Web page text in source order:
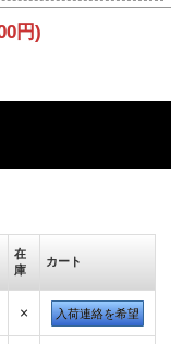
円)
在
庫
カート
× 入荷連絡を希望